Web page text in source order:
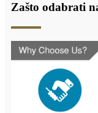
Zašto odabrati